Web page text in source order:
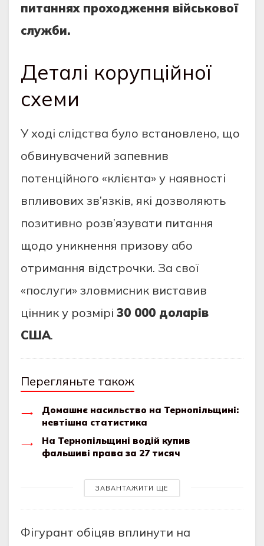
питаннях проходження військової
служби.
Деталі корупційної
схеми
У ході слідства було встановлено, що
обвинувачений запевнив
потенційного «клієнта» у наявності
впливових зв’язків, які дозволяють
позитивно розв’язувати питання
щодо уникнення призову або
отримання відстрочки. За свої
«послуги» зловмисник виставив
цінник у розмірі 30 000 доларів
США.
Перегляньте також
Домашнє насильство на Тернопільщині:
невтішна статистика
На Тернопільщині водій купив
фальшиві права за 27 тисяч
ЗАВАНТАЖИТИ ЩЕ
Фігурант обіцяв вплинути на